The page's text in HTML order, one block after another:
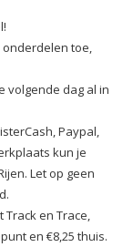
onderdelen toe,
volgende dag al in
Paypal,
kun je
Let op geen
Track en Trace,
en €8,25 thuis.